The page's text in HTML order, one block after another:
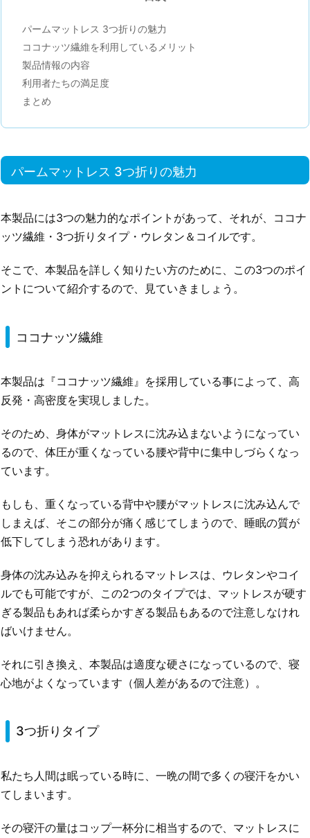
パームマットレス 3つ折りの魅力
ココナッツ繊維を利用しているメリット
製品情報の内容
利用者たちの満足度
まとめ
パームマットレス 3つ折りの魅力
本製品には3つの魅力的なポイントがあって、それが、ココナ
ッツ繊維・3つ折りタイプ・ウレタン＆コイルです。
そこで、本製品を詳しく知りたい方のために、この3つのポイ
ントについて紹介するので、見ていきましょう。
ココナッツ繊維
本製品は『ココナッツ繊維』を採用している事によって、高
反発・高密度を実現しました。
そのため、身体がマットレスに沈み込まないようになってい
るので、体圧が重くなっている腰や背中に集中しづらくなっ
ています。
もしも、重くなっている背中や腰がマットレスに沈み込んで
しまえば、そこの部分が痛く感じてしまうので、睡眠の質が
低下してしまう恐れがあります。
身体の沈み込みを抑えられるマットレスは、ウレタンやコイ
ルでも可能ですが、この2つのタイプでは、マットレスが硬す
ぎる製品もあれば柔らかすぎる製品もあるので注意しなけれ
ばいけません。
それに引き換え、本製品は適度な硬さになっているので、寝
心地がよくなっています（個人差があるので注意）。
3つ折りタイプ
私たち人間は眠っている時に、一晩の間で多くの寝汗をかい
てしまいます。
その寝汗の量はコップ一杯分に相当するので、マットレスに